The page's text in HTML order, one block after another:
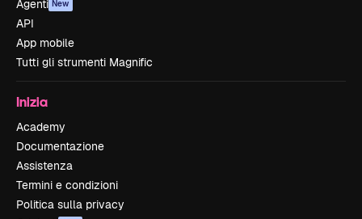
Agenti New
API
App mobile
Tutti gli strumenti Magnific
Inizia
Academy
Documentazione
Assistenza
Termini e condizioni
Politica sulla privacy